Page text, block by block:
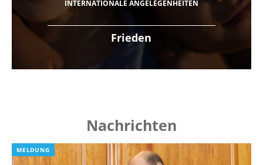
Frieden
INTERNATIONALE ANGELEGENHEITEN
Nachrichten
MELDUNG